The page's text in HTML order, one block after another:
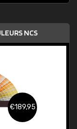
NCS
€189,95